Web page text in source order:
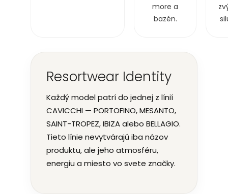
more a
bazén.
Resortwear Identity
Každý model patrí do jednej z línií
CAVICCHI — PORTOFINO, MESANTO,
SAINT-TROPEZ, IBIZA alebo BELLAGIO.
Tieto línie nevytvárajú iba názov
produktu, ale jeho atmosféru,
energiu a miesto vo svete značky.